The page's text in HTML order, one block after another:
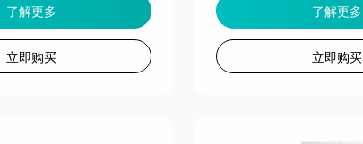
了解更多
立即购买
了解更多
立即购买